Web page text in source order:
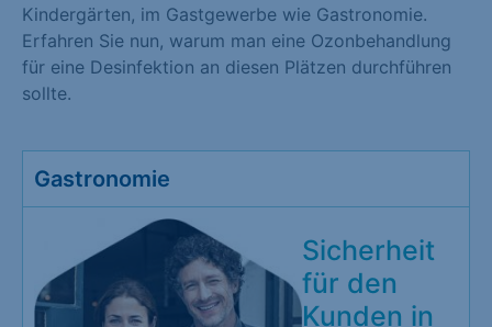
Kindergärten, im Gastgewerbe wie Gastronomie.
Erfahren Sie nun, warum man eine Ozonbehandlung
für eine Desinfektion an diesen Plätzen durchführen
sollte.
Gastronomie
Sicherheit
für den
Kunden in